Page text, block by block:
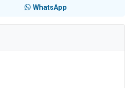
WhatsApp